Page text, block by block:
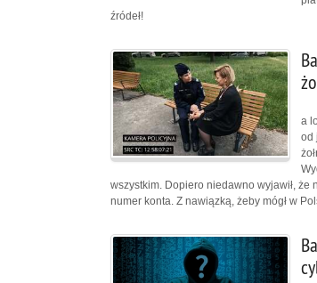
źródeł!
a
od
wszystkim. Dopiero niedawno wyjawił, że
numer konta. Z nawiązką, żeby mógł w